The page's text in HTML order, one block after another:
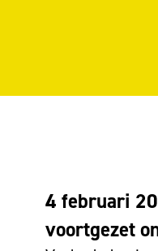
4 februari
voortgezet